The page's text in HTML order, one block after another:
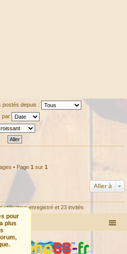
postés depuis :
par
• Page 1 sur 1
Aller à
utilisateur enregistré et 23 invités
pour
plus